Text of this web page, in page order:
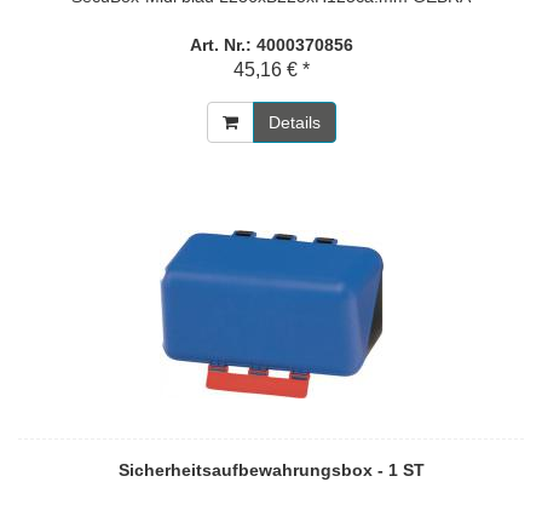
Art. Nr.: 4000370856
45,16 € *
Details
Sicherheitsaufbewahrungsbox - 1 ST